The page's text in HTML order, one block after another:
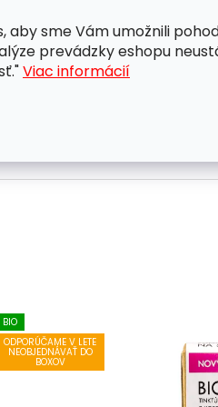
aby sme Vám umožnili
prevádzky eshopu
Viac informácií
OBCHODNÉ PODMIENKY
BIO
ODPORÚČAME V LETE
NEOBJEDNÁVAŤ DO
BOXOV